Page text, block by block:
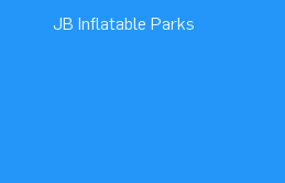
JB Inflatable Parks